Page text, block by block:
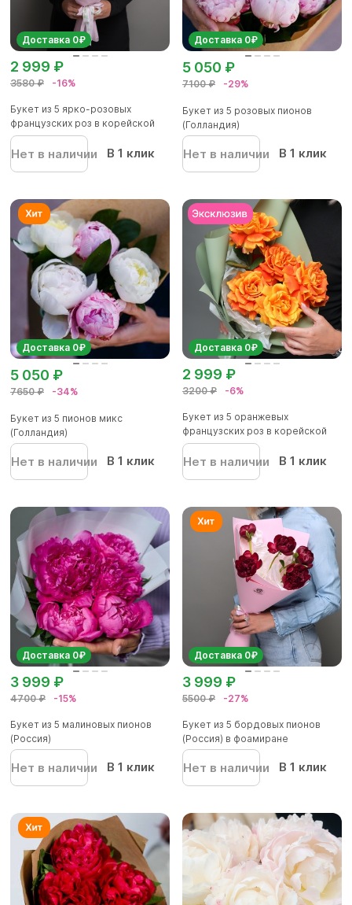
Доставка 0₽
3580 ₽ -16%
2 999 ₽
Букет из 5 ярко-розовых
французских роз в корейской
упа...
Нет в наличии В 1 клик
Доставка 0₽
7100 ₽ -29%
5 050 ₽
Букет из 5 розовых пионов
(Голландия)
Нет в наличии В 1 клик
Доставка 0₽
7650 ₽ -34%
5 050 ₽
Букет из 5 пионов микс
(Голландия)
Нет в наличии В 1 клик
Доставка 0₽
3200 ₽ -6%
2 999 ₽
Букет из 5 оранжевых
французских роз в корейской
упаков...
Нет в наличии В 1 клик
Доставка 0₽
4700 ₽ -15%
3 999 ₽
Букет из 5 малиновых пионов
(Россия)
Нет в наличии В 1 клик
Доставка 0₽
5500 ₽ -27%
3 999 ₽
Букет из 5 бордовых пионов
(Россия) в фоамиране
Нет в наличии В 1 клик